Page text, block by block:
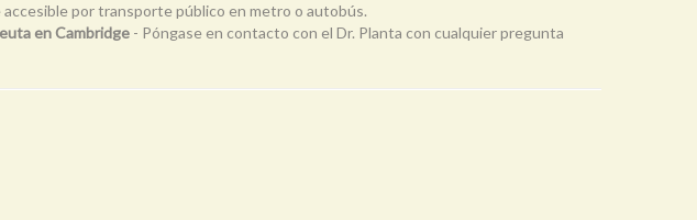
accesible por transporte público en metro o autobús.
en Cambridge - Póngase en contacto con el Dr. Planta con cualquier pregunta